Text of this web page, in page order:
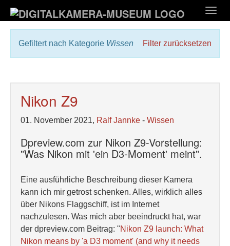
Hauptinhalt
springen
Gefiltert nach Kategorie Wissen Filter zurücksetzen
Nikon Z9
01. November 2021, Ralf Jannke - Wissen
Dpreview.com zur Nikon Z9-Vorstellung:
"Was Nikon mit 'ein D3-Moment' meint".
Eine ausführliche Beschreibung dieser Kamera
kann ich mir getrost schenken. Alles, wirklich alles
über Nikons Flaggschiff, ist im Internet
nachzulesen. Was mich aber beeindruckt hat, war
der dpreview.com Beitrag: "Nikon Z9 launch: What
Nikon means by 'a D3 moment' (and why it needs